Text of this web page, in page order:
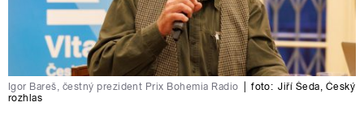
Igor Bareš, čestný prezident Prix Bohemia Radio foto: Jiří Šeda Český
rozhlas